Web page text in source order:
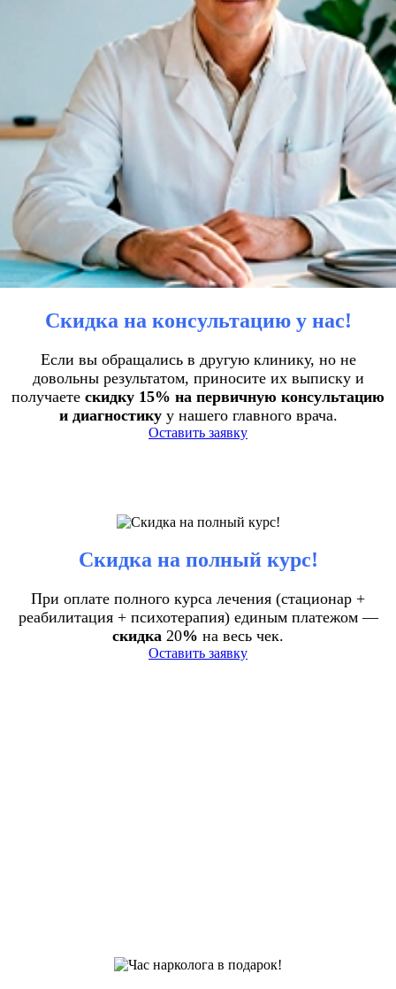
Скидка на консультацию у нас!
Если вы обращались в другую клинику, но не
довольны результатом, приносите их выписку и
получаете скидку 15% на первичную консультацию
и диагностикуу нашего главного врача.
Оставить заявку
Скидка на полный курс!
При оплате полного курса лечения (стационар +
реабилитация + психотерапия) единым платежом —
скидка 20% на весь чек.
Оставить заявку